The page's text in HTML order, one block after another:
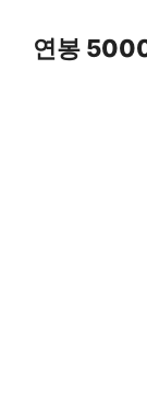
content
연봉